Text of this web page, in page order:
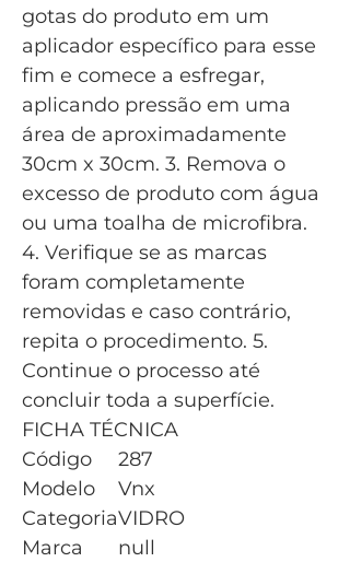
gotas do produto em um
aplicador específico para esse
fim e comece a esfregar,
aplicando pressão em uma
área de aproximadamente
30cm x 30cm. 3. Remova o
excesso de produto com água
ou uma toalha de microfibra.
4. Verifique se as marcas
foram completamente
removidas e caso contrário,
repita o procedimento. 5.
Continue o processo até
concluir toda a superfície.
FICHA TÉCNICA
Código
287
Modelo
Vnx
CategoriaVIDRO
Marca
null